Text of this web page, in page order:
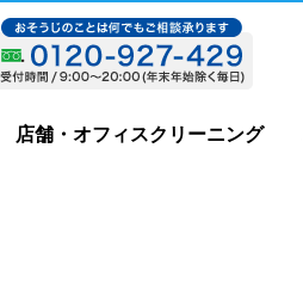
店舗・オフィスクリーニング